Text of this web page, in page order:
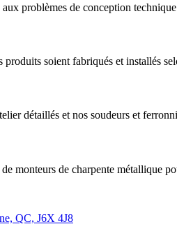
problèmes de conception
soient fabriqués et installés
détaillés et nos soudeurs et
monteurs de charpente
QC, J6X 4J8